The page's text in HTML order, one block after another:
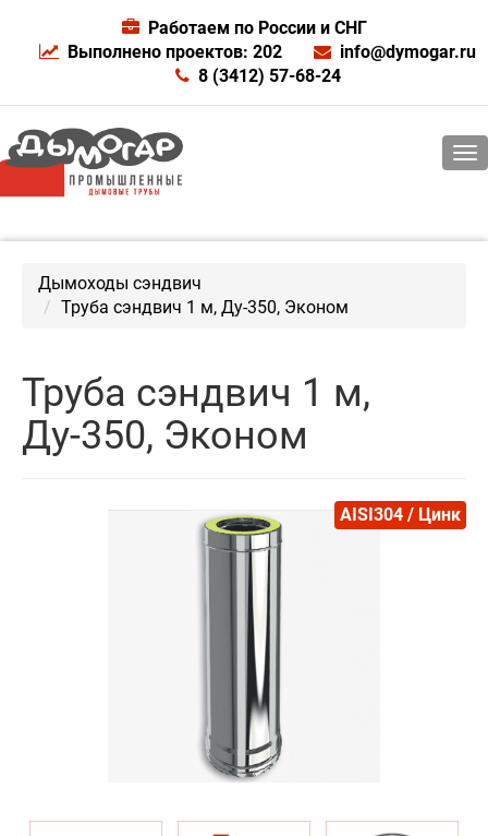
Работаем по России и СНГ
Выполнено проектов: 202
info@dymogar.ru
8 (3412) 57-68-24
Дымоходы сэндвич
Труба сэндвич 1 м, Ду-350, Эконом
Труба сэндвич 1 м,
Ду-350, Эконом
AISI304 / Цинк